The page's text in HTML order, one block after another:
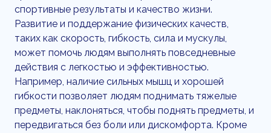
спортивные результаты и качество жизни.
Развитие и поддержание физических качеств,
таких как скорость, гибкость, сила и мускулы,
может помочь людям выполнять повседневные
действия с легкостью и эффективностью.
Например, наличие сильных мышц и хорошей
гибкости позволяет людям поднимать тяжелые
предметы, наклоняться, чтобы поднять предметы, и
передвигаться без боли или дискомфорта. Кроме